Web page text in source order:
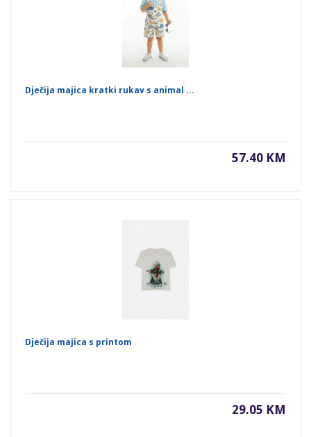
Dječija majica kratki rukav s animal ...
57.40 KM
Dječija majica s printom
29.05 KM